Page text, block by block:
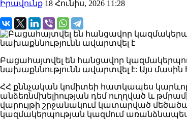
Իրավունք 18 Հունիս, 2026 11:28
Բացահայտվել են հանցավոր
նախաքննությունն ավարտվել է: Այս
ՀՀ քննչական կոմիտեի հատկապես
անձեռնմխելիության դեմ ուղղված և
վարույթի շրջանակում կատարված
կազմակերպության կազմում առանձնապես